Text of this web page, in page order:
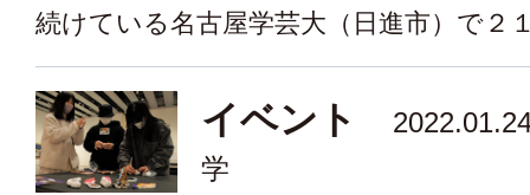
続けている名古屋学芸大（日進市）で２
イベント
学